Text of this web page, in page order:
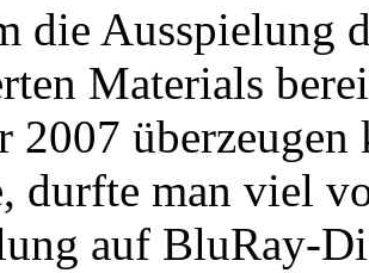
die Ausspielung
Materials
2007
durfte man viel
auf BluRay-